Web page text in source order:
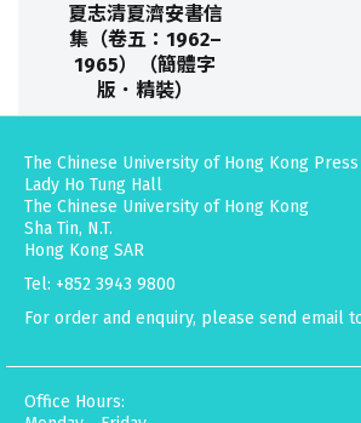
夏志清夏濟安書信
集（卷五：1962–
1965）（簡體字
版．精裝）
The Chinese University of Hong Kong Press
Lady Ho Tung Hall
The Chinese University of Hong Kong
Sha Tin, N.T.
Hong Kong SAR
Tel: +852 3943 9800
For order and enquiry, please send email
Office Hours: